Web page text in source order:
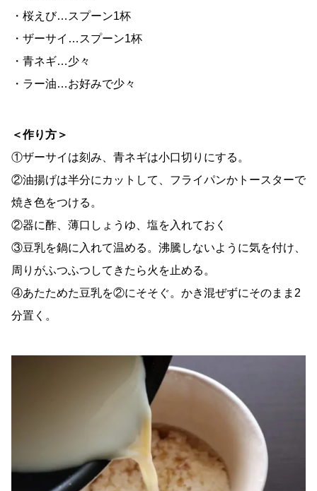
・桜えび…スプーン1杯
・ザーサイ…スプーン1杯
・青ネギ…少々
・ラー油…お好みで少々
＜作り方＞
①ザーサイは刻み、青ネギは小口切りにする。
②油揚げは半分にカットして、フライパンかトースターで
焼き色をつける。
②器に酢、薄口しょうゆ、塩を入れておく
③豆乳を鍋に入れて温める。沸騰しないように気を付け、
周りがふつふつしてきたら火を止める。
④あたためた豆乳を②にそそぐ。かき混ぜずにそのまま2
分置く。